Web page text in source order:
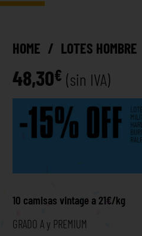
HOME / LOTES HOMBRE
48,30€ (sin IVA)
10 camisas vintage a 21€/kg
GRADO A y PREMIUM